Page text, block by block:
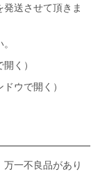
送させて頂きま
く）
ウで開く）
一不良品があり